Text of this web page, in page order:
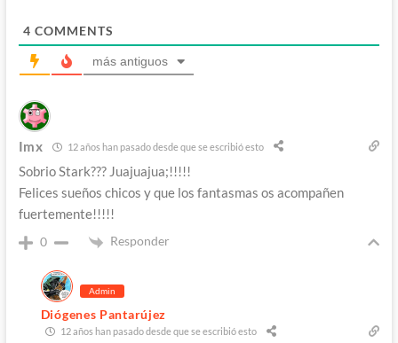
4 COMMENTS
más antiguos
Imx 12 años han pasado desde que se escribió esto
Sobrio Stark??? Juajuajua;!!!!!
Felices sueños chicos y que los fantasmas os acompañen
fuertemente!!!!!
0 Responder
Admin
Diógenes Pantarújez
12 años han pasado desde que se escribió esto